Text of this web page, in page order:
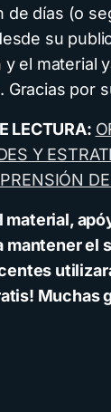
de días (o
su
el material
Gracias por
LECTURA:
Y
material,
mantener el
Muchas